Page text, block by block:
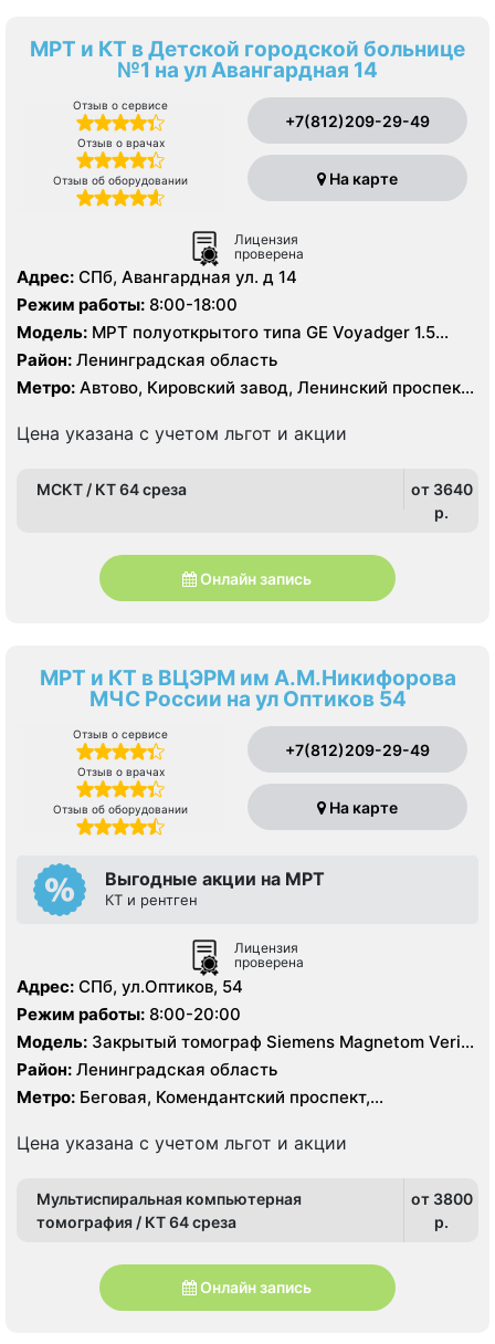
МРТ и КТ в Детской городской больнице
№1 на ул Авангардная 14
Отзыв о сервисе
Отзыв о врачах
Отзыв об оборудовании
+7(812)209-29-49
На карте
Лицензия
проверена
Адрес: СПб, Авангардная ул. д 14
Режим работы: 8:00-18:00
Модель: МРТ полуоткрытого типа GЕ Voyadger 1.5
Тесла, КТ Siemens Somatom Difinition AS 64 - 64 среза,
Район: Ленинградская область
Метро: Автово, Кировский завод, Ленинский проспект,
Цена указана с учетом льгот и акции
МСКТ / КТ 64 среза
от 3640
p.
Онлайн запись
МРТ и КТ в ВЦЭРМ им А.М.Никифорова
МЧС России на ул Оптиков 54
Отзыв о сервисе
Отзыв о врачах
Отзыв об оборудовании
+7(812)209-29-49
На карте
Выгодные акции на МРТ
КТ и рентген
Лицензия
проверена
Адрес: СПб, ул.Оптиков, 54
Режим работы: 8:00-20:00
Модель: Закрытый томограф Siemens Magnetom Verio
1.5 Тесла, КТ Siemens 64 среза
Район: Ленинградская область
Метро: Беговая, Комендантский проспект,
Цена указана с учетом льгот и акции
Мультиспиральная компьютерная
томография / КТ 64 среза
от 3800
p.
Онлайн запись